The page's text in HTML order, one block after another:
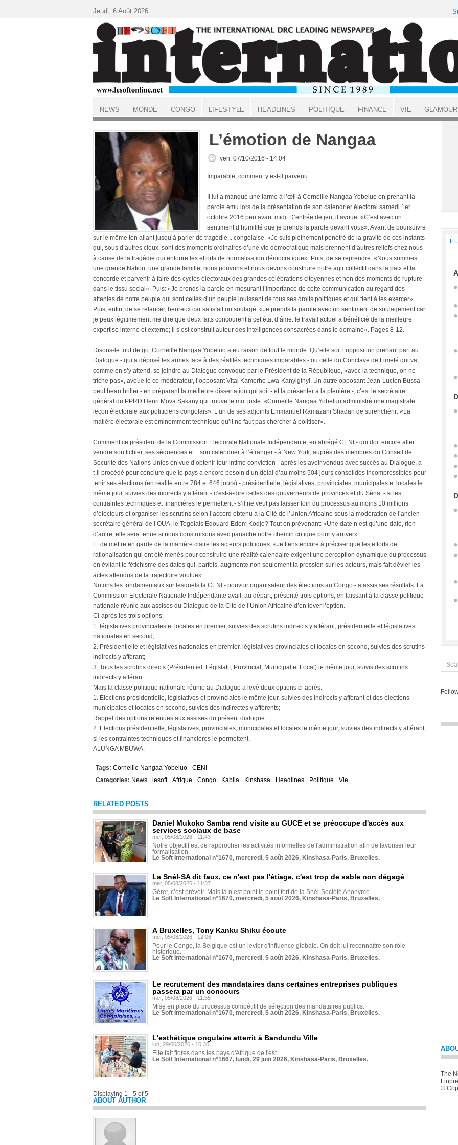
ACCUEIL
L’émotion de Nangaa
ven, 07/10/2016 - 14:04
Imparable, comment y est-il parvenu.
Il lui a manqué une larme à l’œil à Corneille Nangaa Yobeluo en prenant la
parole ému lors de la présentation de son calendrier électoral samedi 1er
octobre 2016 peu avant midi. D’entrée de jeu, il avoue: «C’est avec un
sentiment d’humilité que je prends la parole devant vous». Avant de poursuivre
sur le même ton allant jusqu’à parler de tragédie... congolaise. «Je suis pleinement pénétré de la gravité de ces instants
qui, sous d’autres cieux, sont des moments ordinaires d’une vie démocratique mais prennent d’autres reliefs chez nous
à cause de la tragédie qui entoure les efforts de normalisation démocratique». Puis, de se reprendre: «Nous sommes
une grande Nation; une grande famille; nous pouvons et nous devons construire notre agir collectif dans la paix et la
concorde et parvenir à faire des cycles électoraux des grandes célébrations citoyennes et non des moments de rupture
dans le tissu social». Puis: «Je prends la parole en mesurant l’importance de cette communication au regard des
attentes de notre peuple qui sont celles d’un peuple jouissant de tous ses droits politiques et qui tient à les exercer».
Puis, enfin, de se relancer, heureux car satisfait ou soulagé: «Je prends la parole avec un sentiment de soulagement car
je peux légitimement me dire que deux faits concourent à cet état d’âme: le travail actuel a bénéficié de la meilleure
expertise interne et externe; il s’est construit autour des intelligences consacrées dans le domaine». Pages 8-12.
Disons-le tout de go: Corneille Nangaa Yobeluo a eu raison de tout le monde. Qu’elle soit l’opposition prenant part au
Dialogue - qui a déposé les armes face à des réalités techniques imparables - ou celle du Conclave de Limeté qui va,
comme on s’y attend, se joindre au Dialogue convoqué par le Président de la République, «avec la technique, on ne
triche pas», avoue le co-modérateur, l’opposant Vital Kamerhe Lwa-Kanyiginyi. Un autre opposant Jean-Lucien Bussa
peut beau briller - en préparant la meilleure dissertation qui soit - et la présenter à la plénière -, c’est le secrétaire
général du PPRD Henri Mova Sakany qui trouve le mot juste: «Corneille Nangaa Yobeluo administré une magistrale
leçon électorale aux politiciens congolais». L’un de ses adjoints Emmanuel Ramazani Shadari de surenchérir: «La
matière électorale est éminemment technique qu’il ne faut pas chercher à politiser».
Comment ce président de la Commission Electorale Nationale Indépendante, en abrégé CENI - qui doit encore aller
vendre son fichier, ses séquences et... son calendrier à l’étranger - à New York, auprès des membres du Conseil de
Sécurité des Nations Unies en vue d’obtenir leur intime conviction - après les avoir vendus avec succès au Dialogue, a-
t-il procédé pour conclure que le pays a encore besoin d’un délai d’au moins 504 jours consolidés incompressibles pour
tenir ses élections (en réalité entre 784 et 646 jours) - présidentielle, législatives, provinciales, municipales et locales le
même jour, suivies des indirects y afférant - c’est-à-dire celles des gouverneurs de provinces et du Sénat - si les
contraintes techniques et financières le permettent - s’il ne veut pas laisser loin du processus au moins 10 millions
d’électeurs et organiser les scrutins selon l’accord obtenu à la Cité de l’Union Africaine sous la modération de l’ancien
secrétaire général de l’OUA, le Togolais Edouard Edem Kodjo? Tout en prévenant: «Une date n’est qu’une date, rien
d’autre, elle sera tenue si nous construisons avec panache notre chemin critique pour y arriver».
Et de mettre en garde de la manière claire les acteurs politiques: «Je tiens encore à préciser que les efforts de
rationalisation qui ont été menés pour construire une réalité calendaire exigent une perception dynamique du processus
en évitant le fétichisme des dates qui, parfois, augmente non seulement la pression sur les acteurs, mais fait dévier les
actes attendus de la trajectoire voulue».
Notons les fondamentaux sur lesquels la CENI - pouvoir organisateur des élections au Congo - a assis ses résultats. La
Commission Electorale Nationale Indépendante avait, au départ, présenté trois options, en laissant à la classe politique
nationale réunie aux assises du Dialogue de la Cité de l’Union Africaine d’en lever l’option.
Ci-après les trois options:
1. législatives provinciales et locales en premier, suivies des scrutins indirects y afférant, présidentielle et législatives
nationales en second;
2. Présidentielle et législatives nationales en premier, législatives provinciales et locales en second, suivies des scrutins
indirects y afférant;
3. Tous les scrutins directs (Présidentiel, Législatif, Provincial, Municipal et Local) le même jour, suivis des scrutins
indirects y afférant.
Mais la classe politique nationale réunie au Dialogue a levé deux options ci-après:
1. Elections présidentielle, législatives et provinciales le même jour, suivies des indirects y afférant et des élections
municipales et locales en second, suivies des indirectes y afférents;
Rappel des options retenues aux assises du présent dialogue :
2. Elections présidentielle, législatives, provinciales, municipales et locales le même jour, suivies des indirects y afférant,
si les contraintes techniques et financières le permettent.
ALUNGA MBUWA.
Tags: Corneille Nangaa Yobeluo
CENI
Categories: News lesoft Afrique Congo Kabila Kinshasa Headlines Politique Vie
RELATED POSTS
Daniel Mukoko Samba rend visite au GUCE et se préoccupe d'accès aux
services sociaux de base
mer, 05/08/2026 - 11:43
Notre objectif est de rapprocher les activités informelles de l'administration afin de favoriser leur
formalisation.
Le Soft International n°1670, mercredi, 5 août 2026, Kinshasa-Paris, Bruxelles.
La Snél-SA dit faux, ce n'est pas l'étiage, c'est trop de sable non dégagé
mer, 05/08/2026 - 11:37
Gérer, c’est prévoir. Mais là n’est point le point fort de la Snél-Société Anonyme.
Le Soft International n°1670, mercredi, 5 août 2026, Kinshasa-Paris, Bruxelles.
À Bruxelles, Tony Kanku Shiku écoute
mer, 05/08/2026 - 12:06
Pour le Congo, la Belgique est un levier d'influence globale. On doit lui reconnaître son rôle
historique...
Le Soft International n°1670, mercredi, 5 août 2026, Kinshasa-Paris, Bruxelles.
Le recrutement des mandataires dans certaines entreprises publiques
passera par un concours
mer, 05/08/2026 - 11:55
Mise en place du processus compétitif de sélection des mandataires publics.
Le Soft International n°1670, mercredi, 5 août 2026, Kinshasa-Paris, Bruxelles.
L'esthétique ongulaire atterrit à Bandundu Ville
lun, 29/06/2026 - 10:30
Elle fait florès dans les pays d'Afrique de l'est...
Le Soft International n°1667, lundi, 29 juin 2026, Kinshasa-Paris, Bruxelles.
Displaying 1 - 5 of 5
ABOUT AUTHOR
The
©
Jeudi, 6 Août 2026
NEWS MONDE CONGO LIFESTYLE HEADLINES POLITIQUE FINANCE VIE GLAMOUR